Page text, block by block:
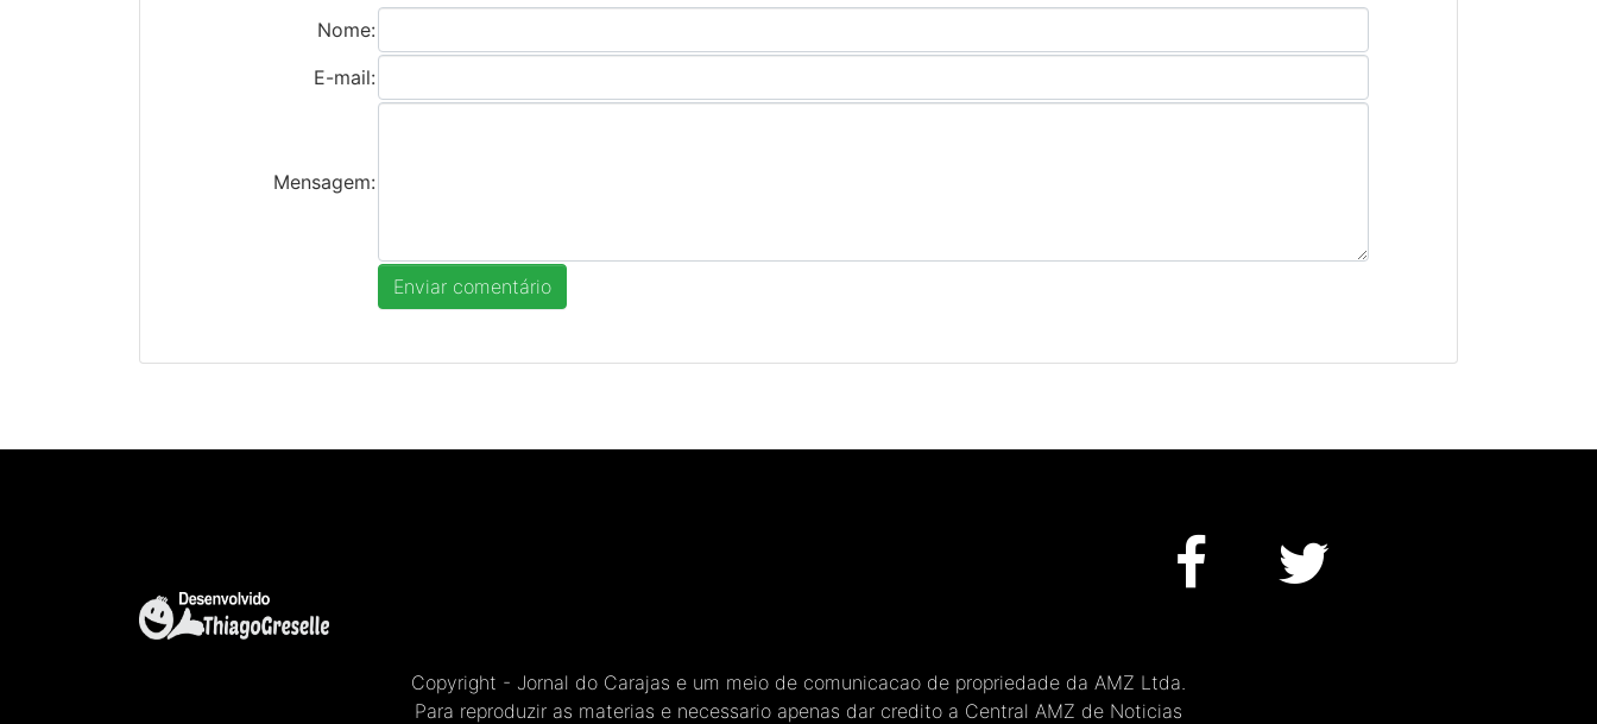
Nome:
E-mail:
Mensagem:
Copyright - Jornal do Carajas e um meio de comunicacao de propriedade da AMZ Ltda.
Para reproduzir as materias e necessario apenas dar credito a Central AMZ de Noticias